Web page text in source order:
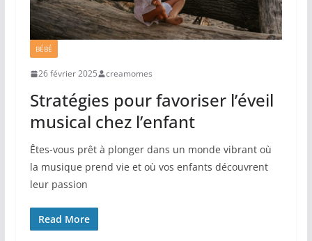
BÉBÉ
26 février 2025 creamomes
Stratégies pour favoriser l’éveil
musical chez l’enfant
Êtes-vous prêt à plonger dans un monde vibrant où
la musique prend vie et où vos enfants découvrent
leur passion
Read More